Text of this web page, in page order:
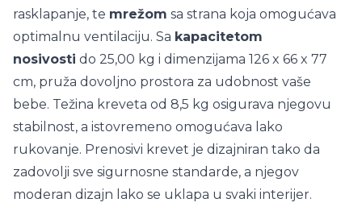
rasklapanje, te mrežom sa strana koja omogućava
optimalnu ventilaciju. Sa kapacitetom
nosivosti do 25,00 kg i dimenzijama 126 x 66 x 77
cm, pruža dovoljno prostora za udobnost vaše
bebe. Težina kreveta od 8,5 kg osigurava njegovu
stabilnost, a istovremeno omogućava lako
rukovanje. Prenosivi krevet je dizajniran tako da
zadovolji sve sigurnosne standarde, a njegov
moderan dizajn lako se uklapa u svaki interijer.